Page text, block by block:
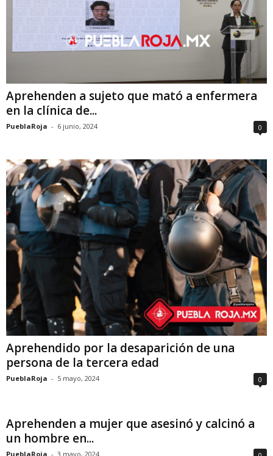
Aprehenden a sujeto que mató a enfermera
en la clínica de...
PueblaRoja - 6 junio, 2024 0
Aprehendido por la desaparición de una
persona de la tercera edad
PueblaRoja - 5 mayo, 2024 0
Aprehenden a mujer que asesinó y calcinó a
un hombre en...
PueblaRoja - 3 mayo, 2024